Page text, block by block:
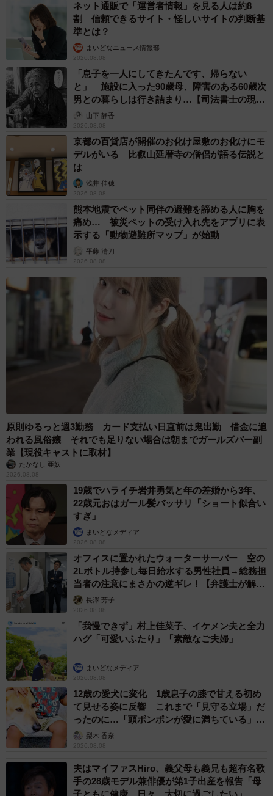
ネット通販で「運営者情報」を見る人は約8
割 信頼できるサイト・怪しいサイトの判断基
準とは？
まいどなニュース情報部
2026.08.08
「息子を一人にしてきたんです、帰らない
と」 施設に入った90歳母、障害のある60歳次
男との暮らしは行き詰まり…【司法書士の現場
から】山下 静香
2026.08.08
京都の百貨店が開催のお化け屋敷のお化けにモ
デルがいる 比叡山延暦寺の僧侶が語る伝説と
は
浅井 佳穂
2026.08.08
熊本地震でペット同伴の避難を諦める人に胸を
痛め… 被災ペットの受け入れ先をアプリに表
示する「動物避難所マップ」が始動
平藤 清刀
2026.08.08
原則ゆるっと週3勤務 カード支払い日直前は鬼出勤 借金に追
われる風俗嬢 それでも足りない場合は朝までガールズバー副
業【現役キャストに取材】
たかなし 亜妖
2026.08.08
19歳でハライチ岩井勇気と年の差婚から3年、
22歳元おはガール髪バッサリ「ショート似合い
すぎ」
まいどなメディア
2026.08.08
オフィスに置かれたウォーターサーバー 空の
2Lボトル持参し毎日給水する男性社員→総務担
当者の注意にまさかの逆ギレ！【弁護士が解
説】長澤 芳子
2026.08.08
「我慢できず」村上佳菜子、イケメン夫と全力
ハグ「可愛いふたり」「素敵なご夫婦」
まいどなメディア
2026.08.08
12歳の愛犬に変化 1歳息子の膝で甘える初め
て見せる姿に反響 これまで「見守る立場」だ
ったのに…「頭ポンポンが愛に満ちている」
「尊…」
梨木 香奈
2026.08.08
夫はマイファスHiro、義父母も義兄も超有名歌
手の28歳モデル兼俳優が第1子出産を報告「母